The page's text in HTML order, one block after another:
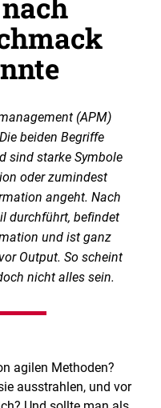
(APM)
beiden Begriffe
sind starke Symbole
oder zumindest
angeht. Nach
durchführt, befindet
und ist ganz
Output. So scheint
nicht alles sein.
agilen Methoden?
ausstrahlen, und vor